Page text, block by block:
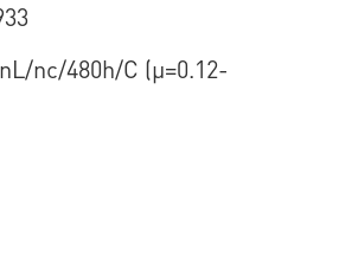
nc/480h/C (µ=0.12-